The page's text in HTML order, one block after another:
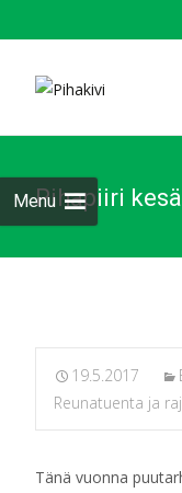
MenuPihapiiri
19.5.2017
Reunatuenta ja
Tänä vuonna